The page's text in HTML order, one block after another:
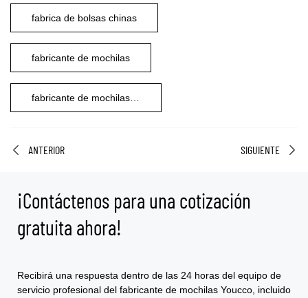
fabrica de bolsas chinas
fabricante de mochilas
ANTERIOR SIGUIENTE
¡Contáctenos para una cotización
gratuita ahora!
Recibirá una respuesta dentro de las 24 horas del equipo de
servicio profesional del fabricante de mochilas Youcco, incluido